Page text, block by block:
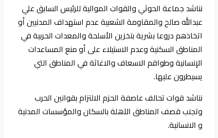
نناشد جماعة الحوثي والقوات الموالية للرئيس السابق علي
عبدالله صالح والمقاومة الشعبية عدم استهداف المدنيين أو
اتخاذهم دروعا بشرية بتخزين الأسلحة والمعدات الحربية في
المناطق السكنية وعدم الاستيلاء على أو منع المساعدات
الإنسانية وطواقم الاسعاف والاغاثة في المناطق التي
يسيطرون عليها.
نناشد قوات تحالف عاصفة الحزم الالتزام بقوانين الحرب
وتجنب قصف المناطق الآهلة بالسكان والمؤسسات المدنية
و الانسانية.